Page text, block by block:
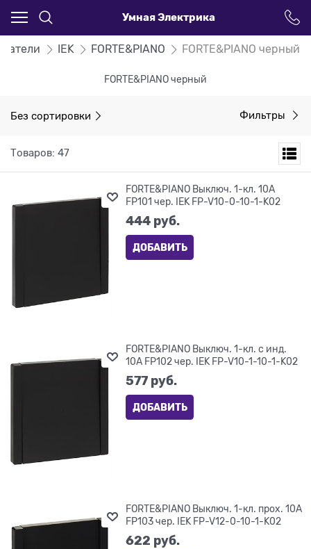
Умная Электрика
IEK FORTE&PIANO FORTE&PIANO черный
FORTE&PIANO черный
Без сортировки Фильтры
Товаров: 47
FORTE&PIANO Выключ. 1-кл. 10А
FP101 чер. IEK FP-V10-0-10-1-K02
444 руб.
ДОБАВИТЬ
FORTE&PIANO Выключ. 1-кл. с инд.
10А FP102 чер. IEK FP-V10-1-10-1-K02
577 руб.
ДОБАВИТЬ
FORTE&PIANO Выключ. 1-кл. прох. 10А
FP103 чер. IEK FP-V12-0-10-1-K02
622 руб.